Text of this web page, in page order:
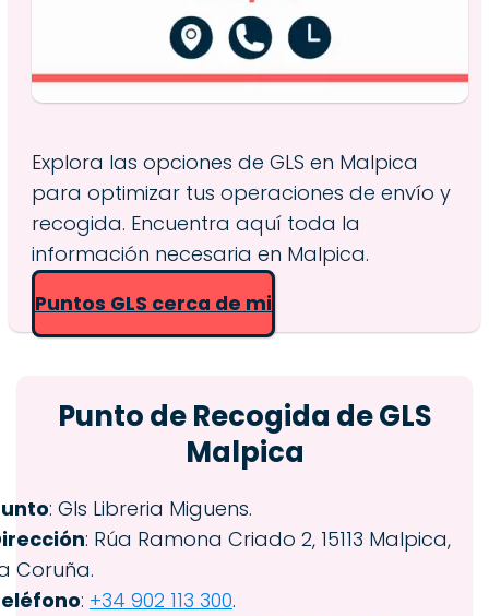
Explora las opciones de GLS en Malpica
para optimizar tus operaciones de envío y
recogida. Encuentra aquí toda la
información necesaria en Malpica.
Puntos GLS cerca de mi
Punto de Recogida de GLS
Malpica
: Gls Libreria Miguens.
: Rúa Ramona Criado 2, 15113 Malpica,
Coruña.
: +34 902 113 300.